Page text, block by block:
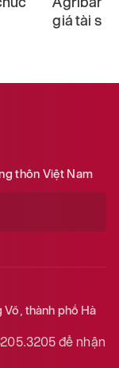
giá tài
thôn Việt Nam
Võ, thành phố Hà
để nhận